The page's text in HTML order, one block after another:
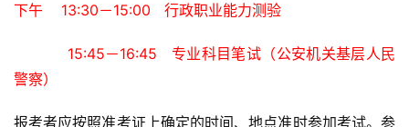
下午    13:30－15:00   行政职业能力测验
15:45－16:45   专业科目笔试（公安机关基层人民
警察）
报考者应按照准考证上确定的时间、地点准时参加考试。参